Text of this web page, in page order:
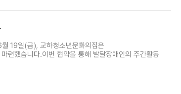
19일(금), 교하청소년문화의집은
련했습니다.이번 협약을 통해 발달장애인의 주간활동